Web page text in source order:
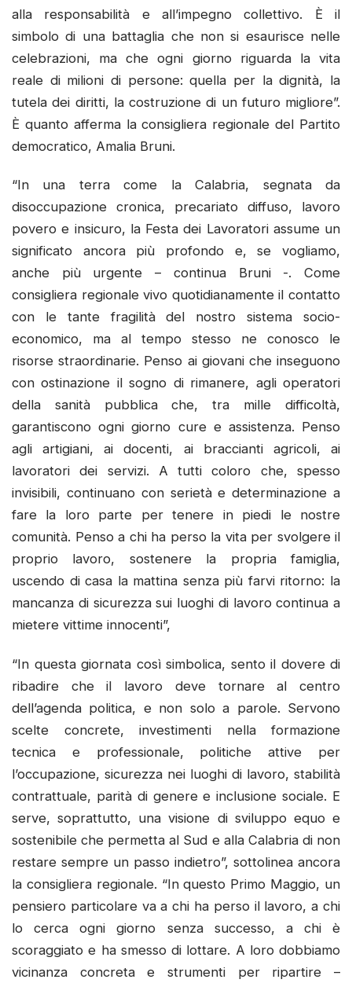
alla responsabilità e all’impegno collettivo. È il
simbolo di una battaglia che non si esaurisce nelle
celebrazioni, ma che ogni giorno riguarda la vita
reale di milioni di persone: quella per la dignità, la
tutela dei diritti, la costruzione di un futuro migliore”.
È quanto afferma la consigliera regionale del Partito
democratico, Amalia Bruni.
“In una terra come la Calabria, segnata da
disoccupazione cronica, precariato diffuso, lavoro
povero e insicuro, la Festa dei Lavoratori assume un
significato ancora più profondo e, se vogliamo,
anche più urgente – continua Bruni -. Come
consigliera regionale vivo quotidianamente il contatto
con le tante fragilità del nostro sistema socio-
economico, ma al tempo stesso ne conosco le
risorse straordinarie. Penso ai giovani che inseguono
con ostinazione il sogno di rimanere, agli operatori
della sanità pubblica che, tra mille difficoltà,
garantiscono ogni giorno cure e assistenza. Penso
agli artigiani, ai docenti, ai braccianti agricoli, ai
lavoratori dei servizi. A tutti coloro che, spesso
invisibili, continuano con serietà e determinazione a
fare la loro parte per tenere in piedi le nostre
comunità. Penso a chi ha perso la vita per svolgere il
proprio lavoro, sostenere la propria famiglia,
uscendo di casa la mattina senza più farvi ritorno: la
mancanza di sicurezza sui luoghi di lavoro continua a
mietere vittime innocenti”,
“In questa giornata così simbolica, sento il dovere di
ribadire che il lavoro deve tornare al centro
dell’agenda politica, e non solo a parole. Servono
scelte concrete, investimenti nella formazione
tecnica e professionale, politiche attive per
l’occupazione, sicurezza nei luoghi di lavoro, stabilità
contrattuale, parità di genere e inclusione sociale. E
serve, soprattutto, una visione di sviluppo equo e
sostenibile che permetta al Sud e alla Calabria di non
restare sempre un passo indietro”, sottolinea ancora
la consigliera regionale. “In questo Primo Maggio, un
pensiero particolare va a chi ha perso il lavoro, a chi
lo cerca ogni giorno senza successo, a chi è
scoraggiato e ha smesso di lottare. A loro dobbiamo
vicinanza concreta e strumenti per ripartire –